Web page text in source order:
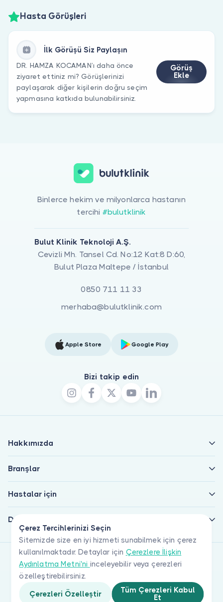
Hasta Görüşleri
İlk Görüşü Siz Paylaşın
DR. HAMZA KOCAMAN’ı daha önce
ziyaret ettiniz mi? Görüşlerinizi
paylaşarak diğer kişilerin doğru seçim
yapmasına katkıda bulunabilirsiniz.
Görüş
Ekle
Çerez Tercihlerinizi Seçin
Sitemizde size en iyi hizmeti sunabilmek için çerez
kullanılmaktadır. Detaylar için Çerezlere İlişkin
Aydınlatma Metni'ni inceleyebilir veya çerezleri
özelleştirebilirsiniz.
Çerezleri Özelleştir
Tüm Çerezleri Kabul
Et
Binlerce hekim ve milyonlarca hastanın
tercihi #bulutklinik
Bulut Klinik Teknoloji A.Ş.
Cevizli Mh. Tansel Cd. No:12 Kat:8 D:60,
Bulut Plaza Maltepe / İstanbul
0850 711 11 33
merhaba@bulutklinik.com
Apple Store Google Play
Bizi takip edin
Hakkımızda
Branşlar
Hastalar için
Doktorlar için